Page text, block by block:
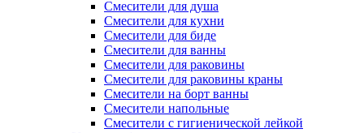
Смесители для душа
Смесители для кухни
Смесители для биде
Смесители для ванны
Смесители для раковины
Смесители для раковины краны
Смесители на борт ванны
Смесители напольные
Смесители с гигиенической лейкой